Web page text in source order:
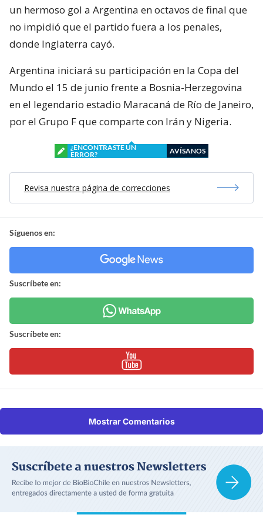
un hermoso gol a Argentina en octavos de final que
no impidió que el partido fuera a los penales,
donde Inglaterra cayó.
Argentina iniciará su participación en la Copa del
Mundo el 15 de junio frente a Bosnia-Herzegovina
en el legendario estadio Maracaná de Río de Janeiro,
por el Grupo F que comparte con Irán y Nigeria.
¿ENCONTRASTE UN
ERROR?
AVÍSANOS
Revisa nuestra página de correcciones
Síguenos en:
Suscríbete en:
Suscríbete en:
Mostrar Comentarios